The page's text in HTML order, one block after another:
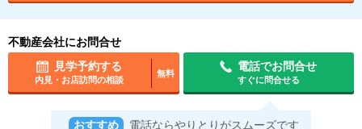
不動産会社にお問合せ
見学予約する
内見・お店訪問の相談
無料
電話でお問合せ
すぐに問合せる
おすすめ 電話ならやりとりがスムーズです